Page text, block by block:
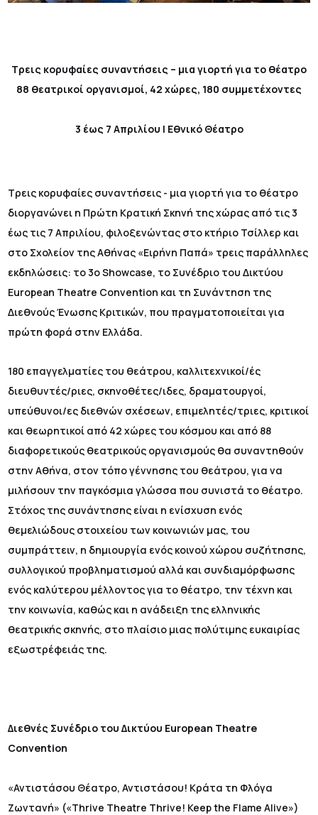
Τρεις κορυφαίες συναντήσεις – μια γιορτή για το θέατρο
88 θεατρικοί οργανισμοί, 42 χώρες, 180 συμμετέχοντες
3 έως 7 Απριλίου | Εθνικό Θέατρο
Τρεις κορυφαίες συναντήσεις - μια γιορτή για το θέατρο
διοργανώνει η Πρώτη Κρατική Σκηνή της χώρας από τις 3
έως τις 7 Απριλίου, φιλοξενώντας στο κτήριο Τσίλλερ και
στο Σχολείον της Αθήνας «Ειρήνη Παπά» τρεις παράλληλες
εκδηλώσεις: το 3ο Showcase, το Συνέδριο του Δικτύου
European Theatre Convention και τη Συνάντηση της
Διεθνούς Ένωσης Κριτικών, που πραγματοποιείται για
πρώτη φορά στην Ελλάδα.
180 επαγγελματίες του θεάτρου, καλλιτεχνικοί/ές
διευθυντές/ριες, σκηνοθέτες/ιδες, δραματουργοί,
υπεύθυνοι/ες διεθνών σχέσεων, επιμελητές/τριες, κριτικοί
και θεωρητικοί από 42 χώρες του κόσμου και από 88
διαφορετικούς θεατρικούς οργανισμούς θα συναντηθούν
στην Αθήνα, στον τόπο γέννησης του θεάτρου, για να
μιλήσουν την παγκόσμια γλώσσα που συνιστά το θέατρο.
Στόχος της συνάντησης είναι η ενίσχυση ενός
θεμελιώδους στοιχείου των κοινωνιών μας, του
συμπράττειν, η δημιουργία ενός κοινού χώρου συζήτησης,
συλλογικού προβληματισμού αλλά και συνδιαμόρφωσης
ενός καλύτερου μέλλοντος για το θέατρο, την τέχνη και
την κοινωνία, καθώς και η ανάδειξη της ελληνικής
θεατρικής σκηνής, στο πλαίσιο μιας πολύτιμης ευκαιρίας
εξωστρέφειάς της.
Διεθνές Συνέδριο του Δικτύου European Theatre
Convention
«Αντιστάσου Θέατρο, Αντιστάσου! Κράτα τη Φλόγα
Ζωντανή» («Thrive Theatre Thrive! Keep the Flame Alive»)